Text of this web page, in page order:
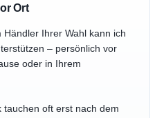
Ort
Ihrer Wahl kann ich
– persönlich vor
oder in Ihrem
tauchen oft erst nach dem